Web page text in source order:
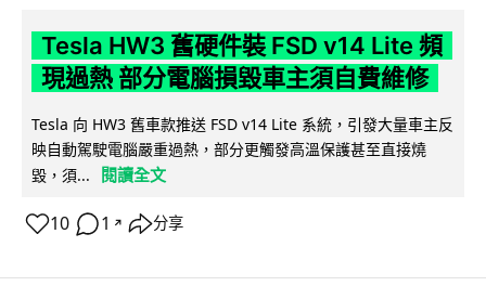
Tesla HW3 舊硬件裝 FSD v14 Lite 頻
現過熱 部分電腦損毀車主須自費維修
Tesla 向 HW3 舊車款推送 FSD v14 Lite 系統，引發大量車主反
映自動駕駛電腦嚴重過熱，部分更觸發高溫保護甚至直接燒
毀，須...
閱讀全文
10 1 ↗ 分享